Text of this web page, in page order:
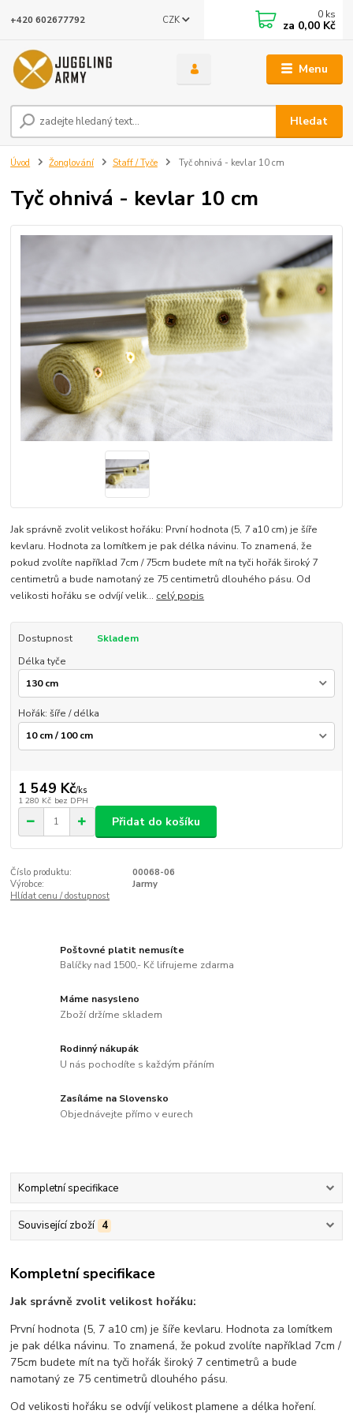
Menu
CZK
Hledat
+420 602677792 0 ks
za 0,00 Kč
Úvod Žonglování Staff / Tyče Tyč ohnivá - kevlar 10 cm
Tyč ohnivá - kevlar 10 cm
Jak správně zvolit velikost hořáku: První hodnota (5, 7 a10 cm) je šíře
kevlaru. Hodnota za lomítkem je pak délka návinu. To znamená, že
pokud zvolíte například 7cm / 75cm budete mít na tyči hořák široký 7
centimetrů a bude namotaný ze 75 centimetrů dlouhého pásu. Od
velikosti hořáku se odvíjí velik... celý popis
Dostupnost
Skladem
Délka tyče
Hořák: šíře / délka
1 549 Kč/ks
1 280 Kč bez DPH
Přidat do košíku
Číslo produktu:
00068-06
Výrobce:
Jarmy
Hlídat cenu / dostupnost
Poštovné platit nemusíte
Balíčky nad 1500,- Kč lifrujeme zdarma
Máme nasysleno
Zboží držíme skladem
Rodinný nákupák
U nás pochodíte s každým přáním
Zasíláme na Slovensko
Objednávejte přímo v eurech
Kompletní specifikace
Související zboží 4
Kompletní specifikace
Jak správně zvolit velikost hořáku:
První hodnota (5, 7 a10 cm) je šíře kevlaru. Hodnota za lomítkem
je pak délka návinu. To znamená, že pokud zvolíte například 7cm /
75cm budete mít na tyči hořák široký 7 centimetrů a bude
namotaný ze 75 centimetrů dlouhého pásu.
Od velikosti hořáku se odvíjí velikost plamene a délka hoření.